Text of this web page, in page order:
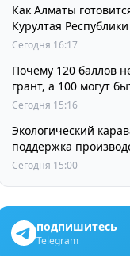
Как Алматы
Курултая
Сегодня 16:17
Почему 120 баллов
грант, а 100 могут
Сегодня 15:16
Экологический
поддержка
партии в регионах
Сегодня 15:00
подпишитесь
Telegram